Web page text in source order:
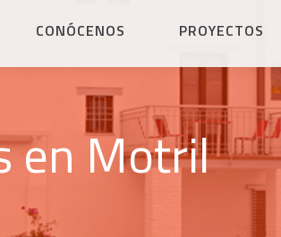
CONÓCENOS PROYECTOS
en Motril